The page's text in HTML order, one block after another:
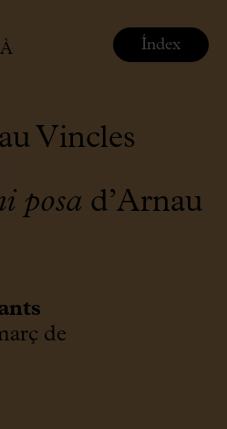
Vincles
posa d’Arnau
de
Índex